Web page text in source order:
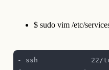
$ sudo vim /etc/
- ssh             22/